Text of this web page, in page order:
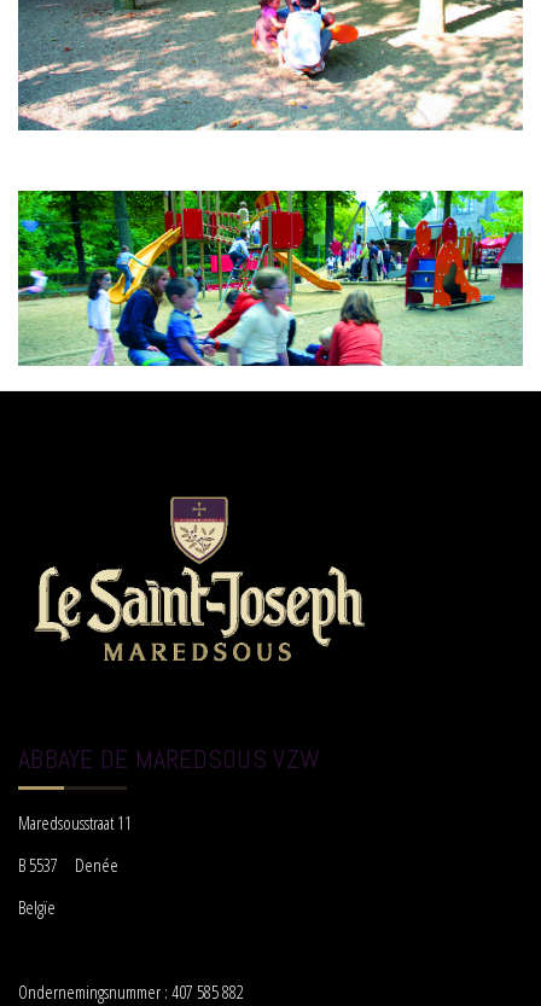
ABBAYE DE MAREDSOUS VZW
Maredsousstraat 11
B 5537 Denée
Belgïe
Ondernemingsnummer : 407 585 882